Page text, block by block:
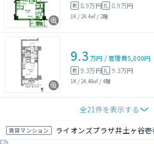
敷 8.9万円礼 8.9万円
1K / 24.4㎡ / 2階
9.3 万円 /管理費5,000円
敷 9.3万円礼 9.3万円
1K / 24.48㎡ / 4階
全21件を表示する
賃貸マンション ライオンズプラザ井土ヶ谷壱